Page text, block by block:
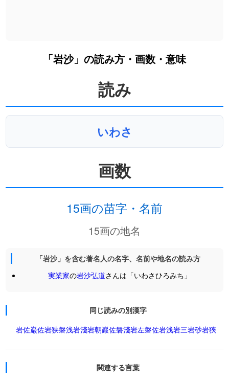
「岩沙」の読み方・画数・意味
読み
いわさ
画数
15画の苗字・名前
15画の地名
「岩沙」を含む著名人の名字、名前や地名の読み方
実業家の岩沙弘道さんは「いわさひろみち」
同じ読みの別漢字
岩佐巌佐岩狭磐浅岩淺岩朝巖佐磐淺岩左磐佐岩浅岩三岩砂岩狹
関連する言葉